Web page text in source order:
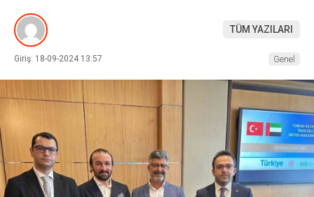
TÜM YAZILARI
Giriş: 18-09-2024 13:57 Genel